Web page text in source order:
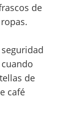
de
de
café